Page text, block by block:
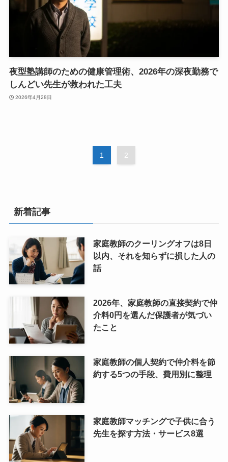
夜型塾講師のための健康管理術、2026年の深夜勤務で
しんどい先生が救われた工夫
2026年4月28日
1 2
新着記事
家庭教師のクーリングオフは8日
以内、それを知らずに損した人の
話
2026年、家庭教師の直接契約で仲
介料0円を選んだ保護者が気づい
たこと
家庭教師の個人契約で仲介料を節
約する5つの手段、費用別に整理
家庭教師マッチングで子供に合う
先生を探す方法・サービス8選